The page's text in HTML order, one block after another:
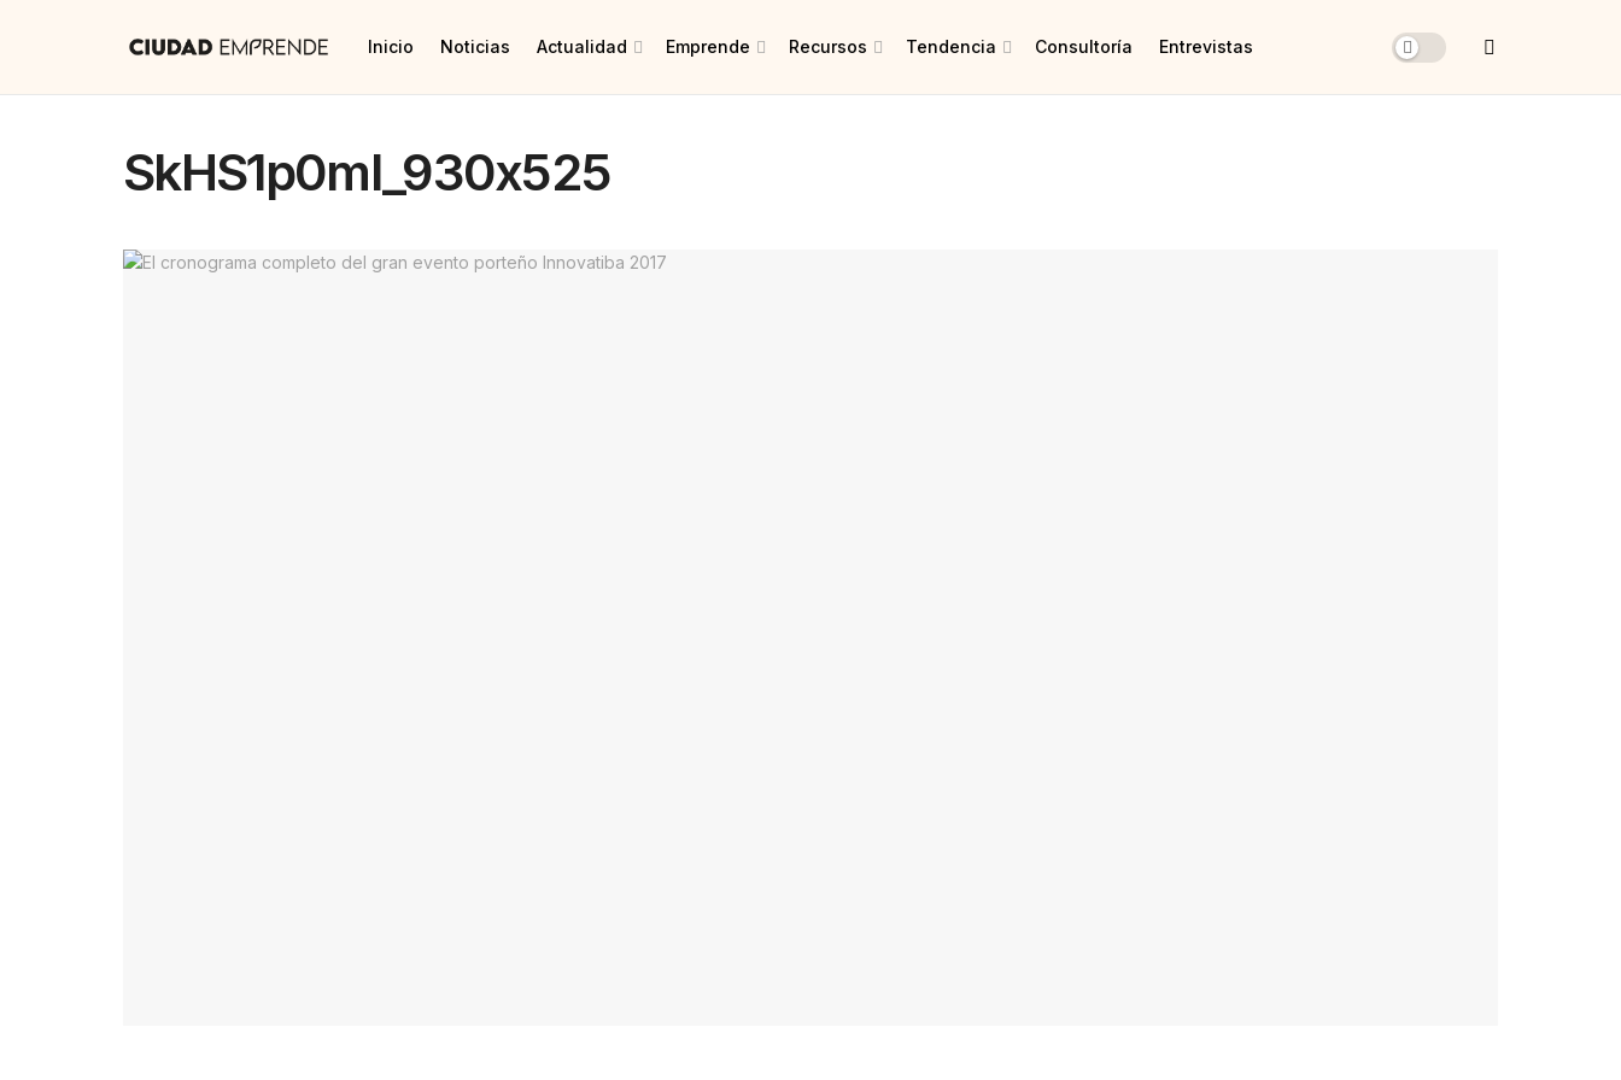
Inicio Noticias Actualidad Emprende Recursos Tendencia Consultoría Entrevistas
SkHS1p0ml_930x525